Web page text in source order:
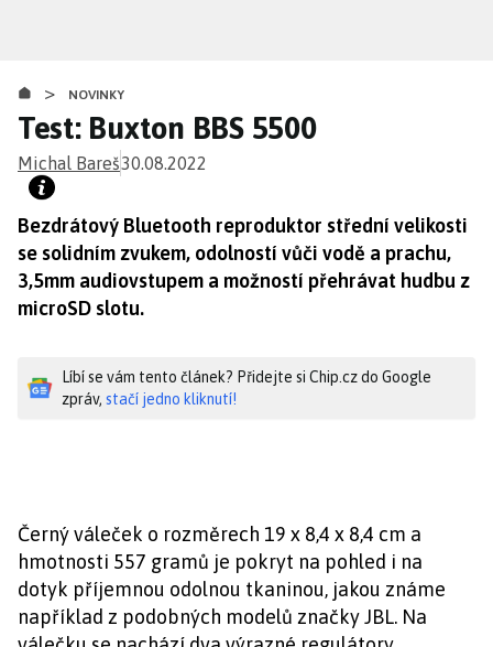
obsahu
> NOVINKY
Test: Buxton BBS 5500
Michal Bareš30.08.2022
Bezdrátový Bluetooth reproduktor střední velikosti
se solidním zvukem, odolností vůči vodě a prachu,
3,5mm audiovstupem a možností přehrávat hudbu z
microSD slotu.
Líbí se vám tento článek? Přidejte si Chip.cz do Google
zpráv, stačí jedno kliknutí!
Černý váleček o rozměrech 19 x 8,4 x 8,4 cm a
hmotnosti 557 gramů je pokryt na pohled i na
dotyk příjemnou odolnou tkaninou, jakou známe
například z podobných modelů značky JBL. Na